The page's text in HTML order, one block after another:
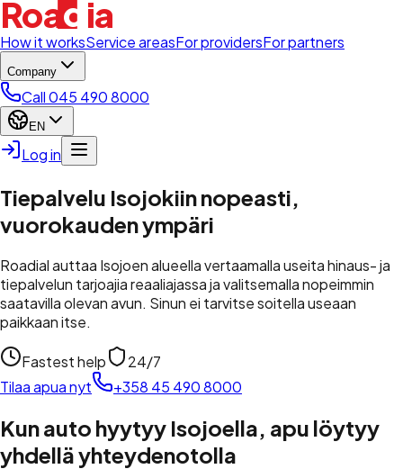
Road ia
How it worksService areasFor providersFor partners
Company
Call 045 490 8000
EN
Log in
Tiepalvelu Isojokiin nopeasti,
vuorokauden ympäri
Roadial auttaa Isojoen alueella vertaamalla useita hinaus- ja
tiepalvelun tarjoajia reaaliajassa ja valitsemalla nopeimmin
saatavilla olevan avun. Sinun ei tarvitse soitella useaan
paikkaan itse.
Fastest help
24/7
Tilaa apua nyt
+358 45 490 8000
Kun auto hyytyy Isojoella, apu löytyy
yhdellä yhteydenotolla